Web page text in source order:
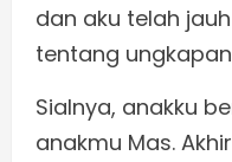
dan aku telah
tentang
Sialnya, anakku
anakmu Mas.